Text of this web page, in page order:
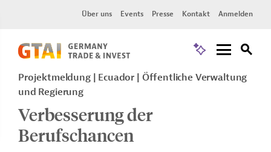
Über uns Events Presse Kontakt Anmelden
Projektmeldung Ecuador
Öffentliche Verwaltung
und Regierung
Verbesserung der
Berufschancen